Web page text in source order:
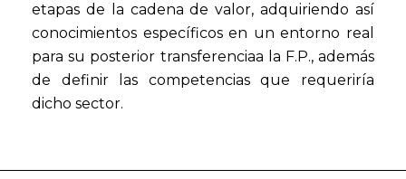
etapas de la cadena de valor, adquiriendo así
conocimientos específicos en un entorno real
para su posterior transferenciaa la F.P., además
de definir las competencias que requeriría
dicho sector.